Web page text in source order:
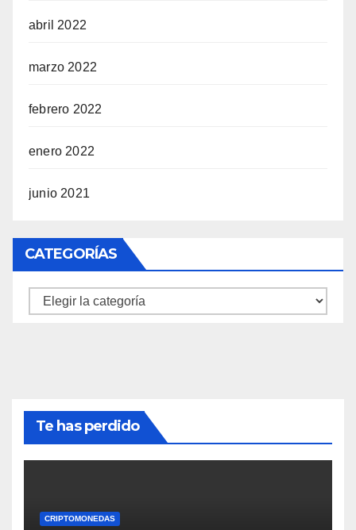
abril 2022
marzo 2022
febrero 2022
enero 2022
junio 2021
CATEGORÍAS
Categorías
Te has perdido
CRIPTOMONEDAS